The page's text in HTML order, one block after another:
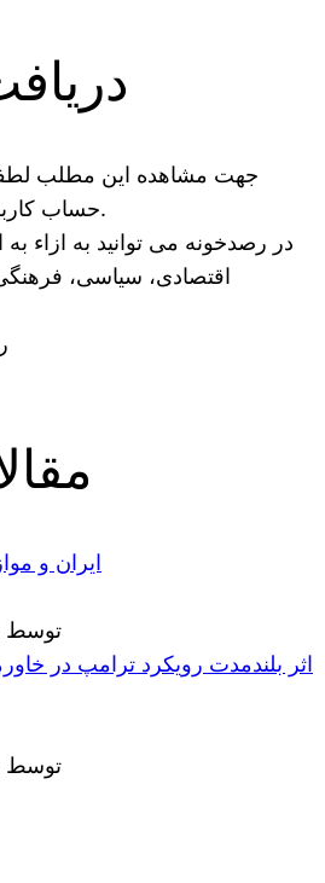
جهت مشاهده این مطلب لطفا
حساب کاربری سازمانی وارد شوید.
در رصدخونه می توانید به ازاء
اقتصادی، سیاسی،
ایران و
توسط
اثر بلندمدت رویکرد ترامپ در
توسط